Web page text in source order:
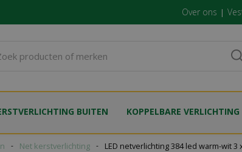
Net kerstverlichting LED netverlichting 384 led warm-wit 3
Over ons
BUITEN KOPPELBARE VERLICHTING